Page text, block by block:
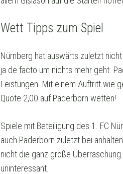
Wett Tipps zum Spiel
Nürnberg hat auswärts zuletzt
ja de facto um nichts mehr geht.
Leistungen. Mit einem Auftritt wie
Quote 2,00 auf Paderborn wetten!
Spiele mit Beteiligung des 1. FC
auch Paderborn zuletzt bei
nicht die ganz große
uninteressant.